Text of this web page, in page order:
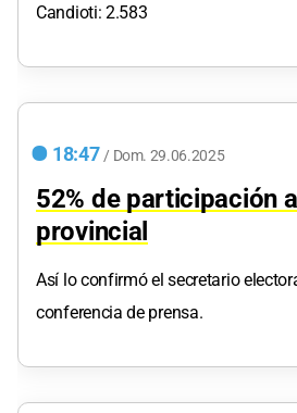
Candioti: 2.583
18:47 / Dom. 29.06.2025
52% de participación
provincial
Así lo confirmó el secretario
conferencia de prensa.